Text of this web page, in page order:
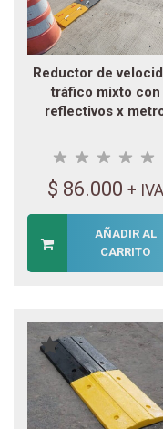
Reductor de
tráfico mixto con
reflectivos x
$ 86.000 + IVA
AÑADIR AL
CARRITO